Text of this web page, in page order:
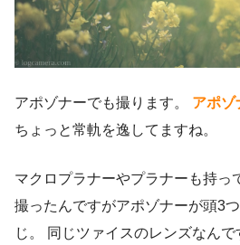
アポゾナーでも撮ります。 アポゾ
ちょっと常軌を逸してますね。
マクロプラナーやプラナーも持っ
撮ったんですがアポゾナーが頭3
じ。 同じツァイスのレンズなん